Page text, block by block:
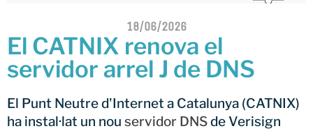
Guifi.net consolida la seva
connectivitat al CATNIX amb la
migració a Templus
Netcloudify es connecta al
CATNIX
l’automatització de xarxes, del
BGP a la intel·ligència artificial
18/06/2026
El CATNIX renova el
servidor arrel J de DNS
El Punt Neutre d'Internet a Catalunya (CATNIX)
ha instal·lat un nou servidor DNSde Verisign